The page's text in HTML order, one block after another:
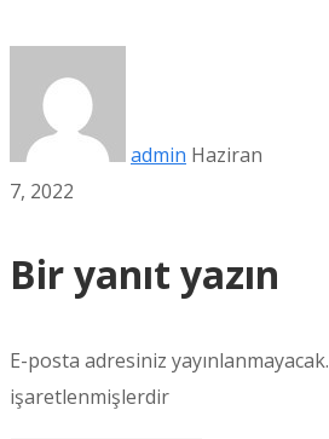
admin Haziran
7, 2022
Bir yanıt yazın
E-posta adresiniz yayınlanmayacak.
işaretlenmişlerdir